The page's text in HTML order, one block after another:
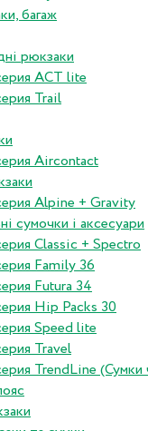
багаж
рюкзаки
ACT lite
Trail
Aircontact
Alpine + Gravity
сумочки і аксесуари
Classic + Spectro
Family 36
Futura 34
Hip Packs 30
Speed lite
Travel
TrendLine (Сумки